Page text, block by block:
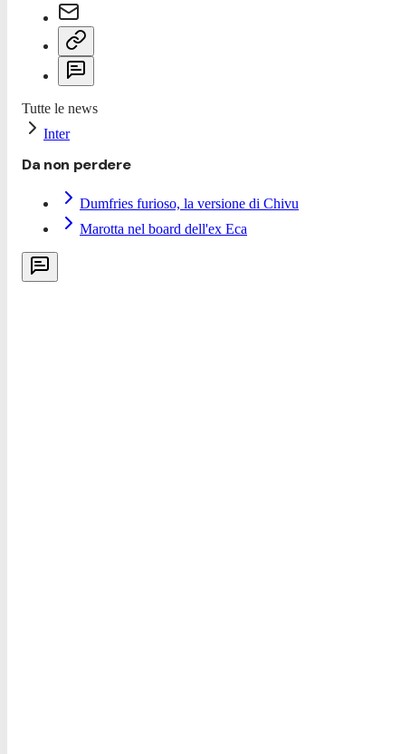
Tutte le news
Inter
Da non perdere
Dumfries furioso, la versione di Chivu
Marotta nel board dell'ex Eca